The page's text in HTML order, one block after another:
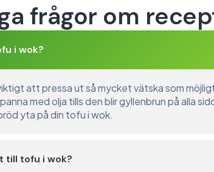
frågor om
i wok?
att pressa ut så mycket vätska som
med olja tills den blir gyllenbrun på alla
yta på din tofu i wok.
till tofu i wok?